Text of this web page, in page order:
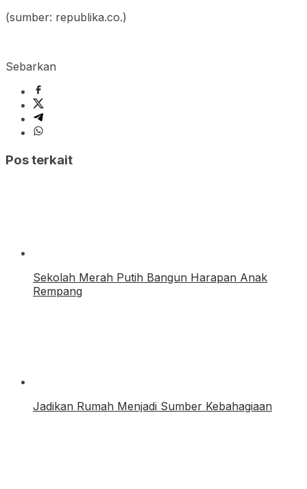
(sumber: republika.co.)
Sebarkan
Pos terkait
Sekolah Merah Putih Bangun Harapan Anak
Rempang
Jadikan Rumah Menjadi Sumber Kebahagiaan